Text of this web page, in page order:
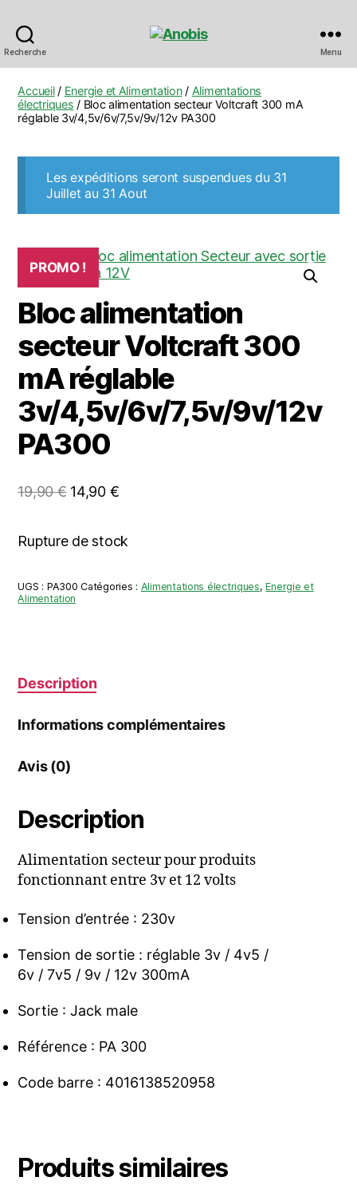
Recherche Menu
Accueil/ Energie et Alimentation/ Alimentations
électriques / Bloc alimentation secteur Voltcraft 300 mA
réglable 3v/4,5v/6v/7,5v/9v/12v PA300
Les expéditions seront suspendues du 31
Juillet au 31 Aout
PROMO !
Bloc alimentation
secteur Voltcraft 300
mA réglable
3v/4,5v/6v/7,5v/9v/12v
PA300
19,90€ Le
initial
14,90 €Le
actuel
Rupture de stock
UGS : PA300 Catégories : Alimentations électriques,Energie et
Alimentation
Description
Informations complémentaires
Avis (0)
Description
Alimentation secteur pour produits
fonctionnant entre 3v et 12 volts
Tension d’entrée : 230v
Tension de sortie : réglable 3v / 4v5 /
6v / 7v5 / 9v / 12v 300mA
Sortie : Jack male
Référence : PA 300
Code barre : 4016138520958
Produits similaires